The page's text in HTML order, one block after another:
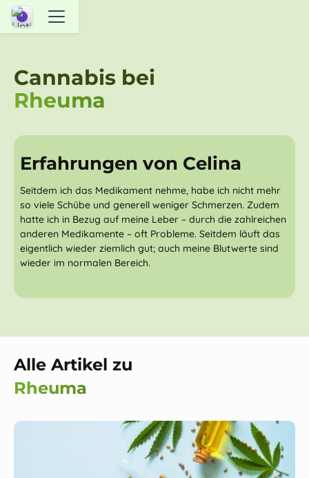
Cannabis bei
Rheuma
Erfahrungen von Celina
Seitdem ich das Medikament nehme, habe ich nicht mehr
so viele Schübe und generell weniger Schmerzen. Zudem
hatte ich in Bezug auf meine Leber – durch die zahlreichen
anderen Medikamente – oft Probleme. Seitdem läuft das
eigentlich wieder ziemlich gut; auch meine Blutwerte sind
wieder im normalen Bereich.
abspi
Alle Artikel zu
Rheuma